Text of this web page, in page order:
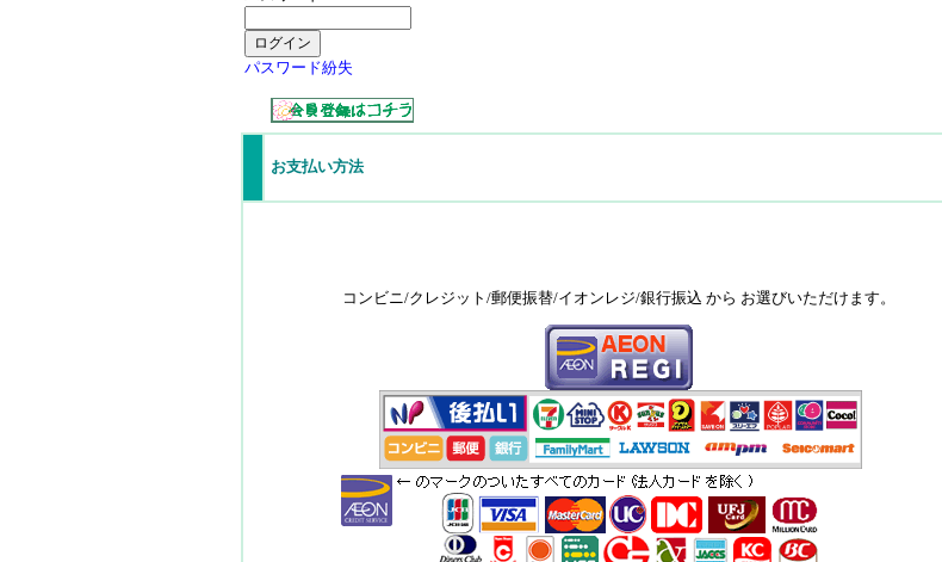
パスワード紛失
お支払い方法
コンビニ/クレジット/郵便振替/イオンレジ/銀行振込 から お選びいただけます。